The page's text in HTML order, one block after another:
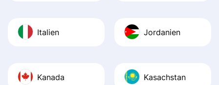
Italien Jordanien
Kanada Kasachstan